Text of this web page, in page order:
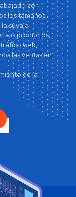
con
los tamaños .
suya a
sus productos,
web,
las ventas en
de la